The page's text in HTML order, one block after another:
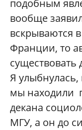
подобным
вообще
вскрываются
Франции, то
существовать
Я улыбнулась,
мы находили
декана
МГУ, а он до